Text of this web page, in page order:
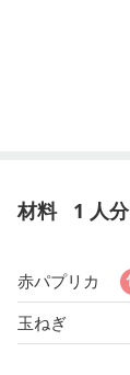
材料 1 人分
赤パプリカ
玉ねぎ